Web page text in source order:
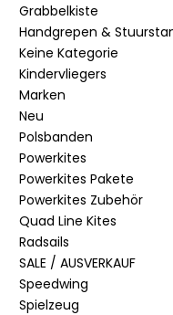
Grabbelkiste
Handgrepen &
Keine Kategorie
Kindervliegers
Marken
Neu
Polsbanden
Powerkites
Powerkites Pakete
Powerkites Zubehör
Quad Line Kites
Radsails
SALE / AUSVERKAUF
Speedwing
Spielzeug